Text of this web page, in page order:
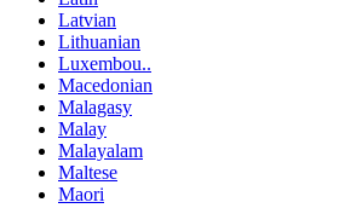
Latvian
Lithuanian
Luxembou..
Macedonian
Malagasy
Malay
Malayalam
Maltese
Maori